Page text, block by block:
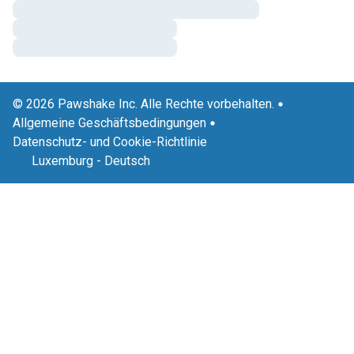
© 2026 Pawshake Inc. Alle Rechte vorbehalten.
Allgemeine Geschäftsbedingungen
Datenschutz- und Cookie-Richtlinie
Luxemburg - Deutsch